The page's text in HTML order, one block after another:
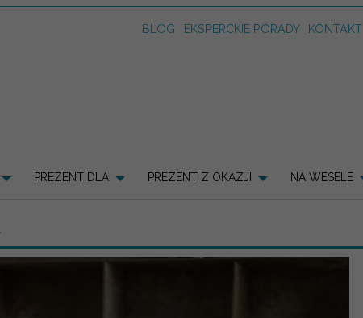
BLOG EKSPERCKIE PORADY KONTAKT
PREZENT DLA PREZENT Z OKAZJI NA WESELE